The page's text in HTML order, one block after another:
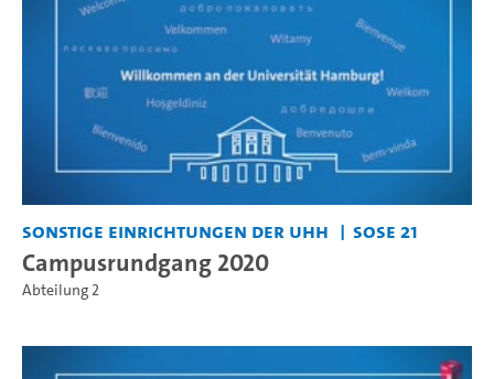
Sonstige Einrichtungen der UHH SoSe 21
Campusrundgang 2020
Abteilung 2